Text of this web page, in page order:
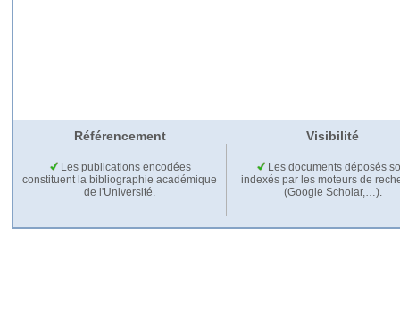
Référencement Visibilité
Les publications encodées
constituent la bibliographie académique
de l'Université.
Les documents déposés
indexés par les moteurs de
(Google Scholar,…).